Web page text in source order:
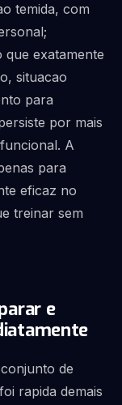
temida, com
exatamente
situacao
para
por mais
A
para
eficaz no
treinar sem
e
de
rapida demais